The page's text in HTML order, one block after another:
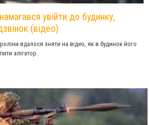
увійти до будинку,
(відео)
вдалося зняти на відео, як в будинок його
алігатор.